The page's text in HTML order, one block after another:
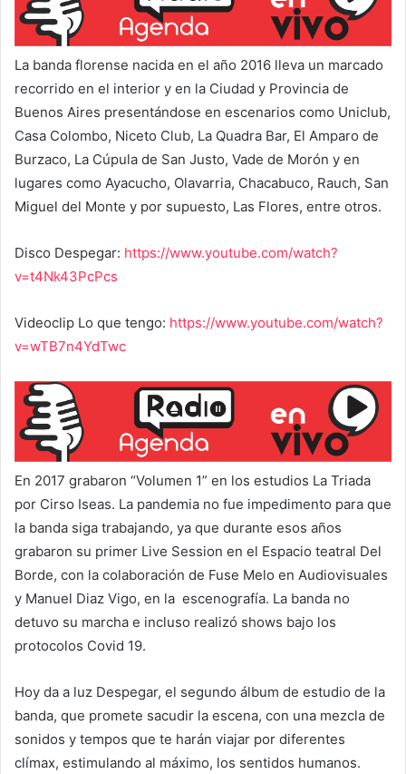
La banda florense nacida en el año 2016 lleva un marcado
recorrido en el interior y en la Ciudad y Provincia de
Buenos Aires presentándose en escenarios como Uniclub,
Casa Colombo, Niceto Club, La Quadra Bar, El Amparo de
Burzaco, La Cúpula de San Justo, Vade de Morón y en
lugares como Ayacucho, Olavarria, Chacabuco, Rauch, San
Miguel del Monte y por supuesto, Las Flores, entre otros.
Disco Despegar: https://www.youtube.com/watch?
v=t4Nk43PcPcs
Videoclip Lo que tengo: https://www.youtube.com/watch?
v=wTB7n4YdTwc
En 2017 grabaron “Volumen 1” en los estudios La Triada
por Cirso Iseas. La pandemia no fue impedimento para que
la banda siga trabajando, ya que durante esos años
grabaron su primer Live Session en el Espacio teatral Del
Borde, con la colaboración de Fuse Melo en Audiovisuales
y Manuel Diaz Vigo, en la escenografía. La banda no
detuvo su marcha e incluso realizó shows bajo los
protocolos Covid 19.
Hoy da a luz Despegar, el segundo álbum de estudio de la
banda, que promete sacudir la escena, con una mezcla de
sonidos y tempos que te harán viajar por diferentes
clímax, estimulando al máximo, los sentidos humanos.